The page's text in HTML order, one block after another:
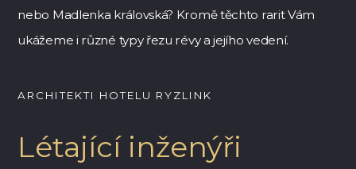
nebo Madlenka královská? Kromě těchto rarit Vám
ukážeme i různé typy řezu révy a jejího vedení.
ARCHITEKTI HOTELU RYZLINK
Létající inženýři